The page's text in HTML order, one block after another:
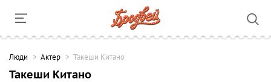
Люди Актер Такеши Китано
Такеши Китано